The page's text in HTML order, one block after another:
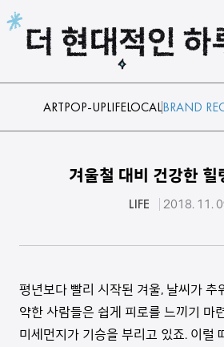
본문 바로가기
ARTPOP-UPLIFELOCALBRAND
겨울철 대비 건강한
LIFE 2018. 11.
평년보다 빨리 시작된 겨울, 날씨가 추
약한 사람들은 쉽게 피로를 느끼기 마
미세먼지가 기승을 부리고 있죠. 이럴